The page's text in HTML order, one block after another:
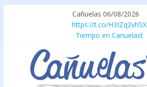
Cañuelas 06/08/2026
https://t.co/H3IZq2vh5X
Tiempo en Canuelast